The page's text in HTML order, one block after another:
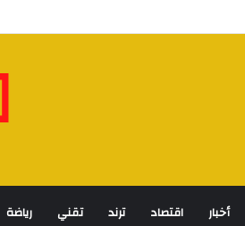
أخبار اقتصاد ترند تقني رياضة